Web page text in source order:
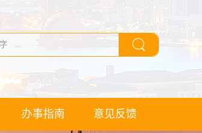
办事指南 意见反馈